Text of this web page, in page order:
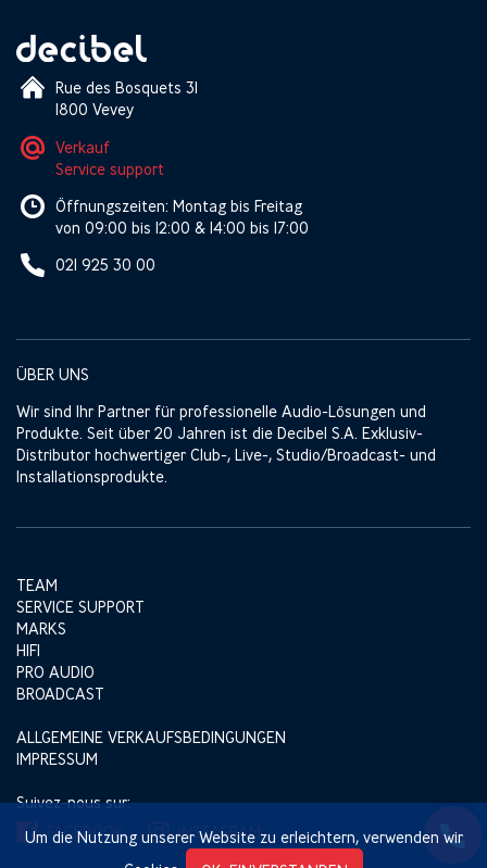
Um die Nutzung unserer Website zu erleichtern, verwenden wir
Rue des Bosquets 31
1800 Vevey
Verkauf
Service support
Öffnungszeiten: Montag bis Freitag
von 09:00 bis 12:00 & 14:00 bis 17:00
021 925 30 00
ÜBER UNS
Wir sind Ihr Partner für professionelle Audio-Lösungen und
Produkte. Seit über 20 Jahren ist die Decibel S.A. Exklusiv-
Distributor hochwertiger Club-, Live-, Studio/Broadcast- und
Installationsprodukte.
TEAM
SERVICE SUPPORT
MARKS
HIFI
PRO AUDIO
BROADCAST
ALLGEMEINE VERKAUFSBEDINGUNGEN
IMPRESSUM
Suivez-nous sur:
FACEBOOK
INSTAGRAM